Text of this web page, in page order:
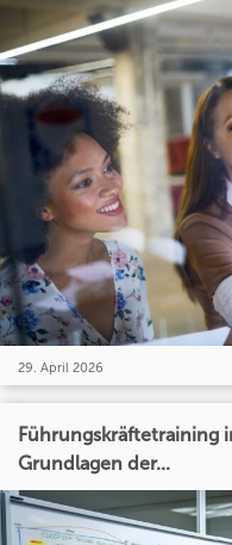
29. April 2026
Führungskräftetraining
Grundlagen der...